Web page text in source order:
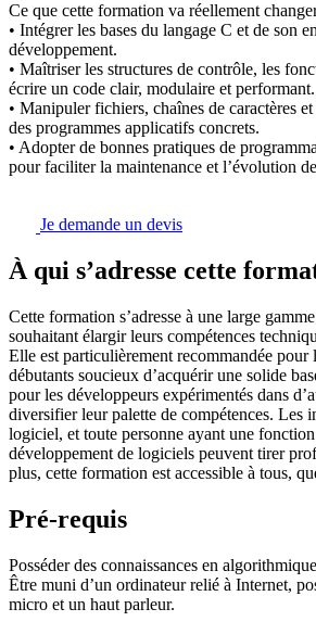
Ce que cette formation va réellement
• Intégrer les bases du langage C et de son
développement.
• Maîtriser les structures de contrôle, les
écrire un code clair, modulaire et performant.
• Manipuler fichiers, chaînes de caractères
des programmes applicatifs concrets.
• Adopter de bonnes pratiques de
pour faciliter la maintenance et l’évolution
Je demande un devis
À qui s’adresse cette
Cette formation s’adresse à une large
souhaitant élargir leurs compétences
Elle est particulièrement recommandée pour
débutants soucieux d’acquérir une solide
pour les développeurs expérimentés dans
diversifier leur palette de compétences. Les
logiciel, et toute personne ayant une
développement de logiciels peuvent tirer
plus, cette formation est accessible à tous,
Pré-requis
Posséder des connaissances en
Être muni d’un ordinateur relié à Internet,
micro et un haut parleur.